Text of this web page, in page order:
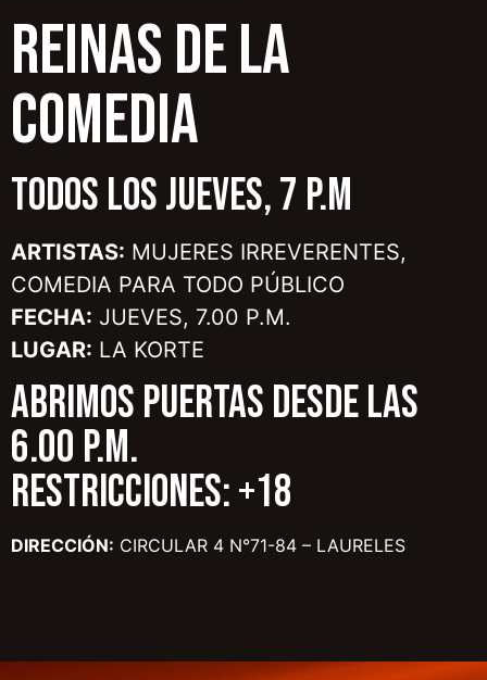
REINAS DE LA
COMEDIA
TODOS LOS JUEVES, 7 P.M
ARTISTAS: MUJERES IRREVERENTES,
COMEDIA PARA TODO PÚBLICO
FECHA: JUEVES, 7.00 P.M.
LUGAR: LA KORTE
ABRIMOS PUERTAS DESDE LAS
6.00 P.M.
RESTRICCIONES: +18
DIRECCIÓN: CIRCULAR 4 N°71-84 – LAURELES